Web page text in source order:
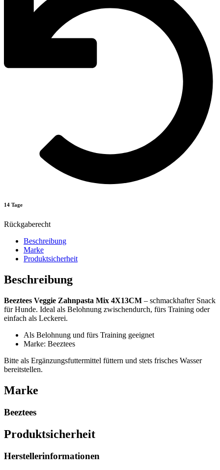
14 Tage
Rückgaberecht
Beschreibung
Marke
Produktsicherheit
Beschreibung
Beeztees Veggie Zahnpasta Mix 4X13CM – schmackhafter Snack
für Hunde. Ideal als Belohnung zwischendurch, fürs Training oder
einfach als Leckerei.
Als Belohnung und fürs Training geeignet
Marke: Beeztees
Bitte als Ergänzungsfuttermittel füttern und stets frisches Wasser
bereitstellen.
Marke
Beeztees
Produktsicherheit
Herstellerinformationen